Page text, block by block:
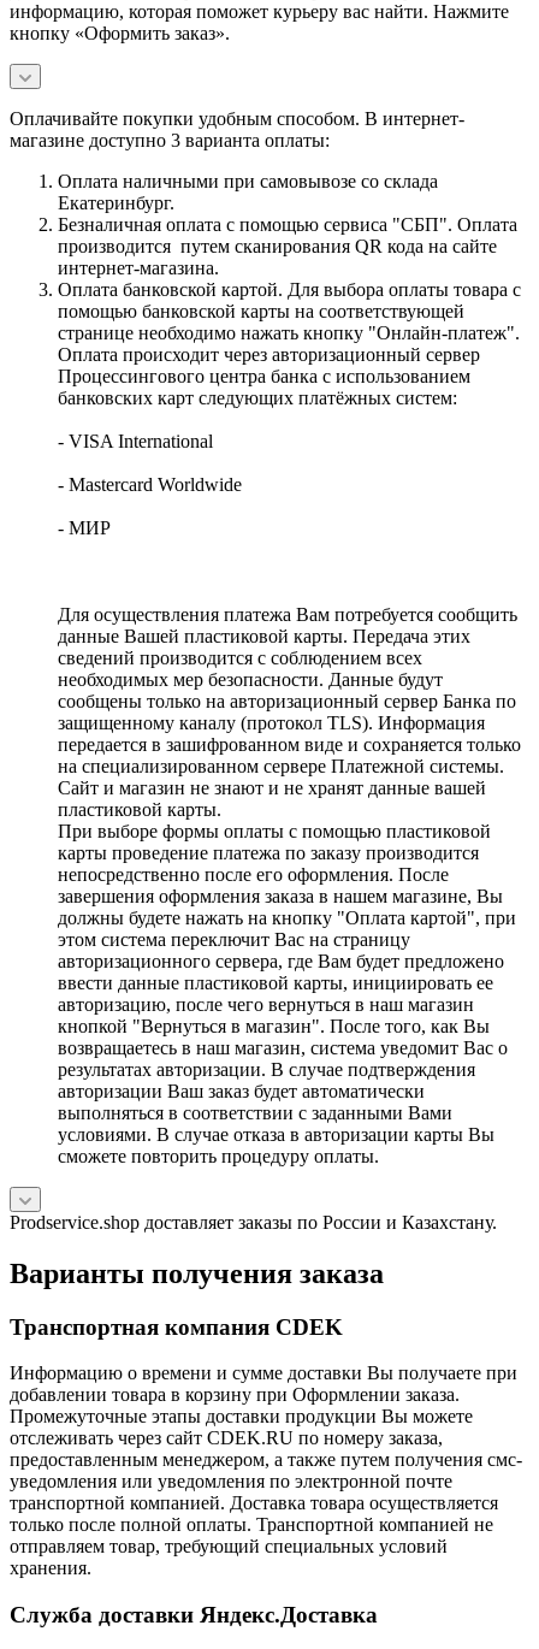
информацию, которая поможет курьеру вас найти. Нажмите
кнопку «Оформить заказ».
Оплачивайте покупки удобным способом. В интернет-
магазине доступно 3 варианта оплаты:
Оплата наличными при самовывозе со склада
Екатеринбург.
Безналичная оплата с помощью сервиса "СБП". Оплата
производится путем сканирования QR кода на сайте
интернет-магазина.
Оплата банковской картой. Для выбора оплаты товара с
помощью банковской карты на соответствующей
странице необходимо нажать кнопку "Онлайн-платеж".
Оплата происходит через авторизационный сервер
Процессингового центра банка с использованием
банковских карт следующих платёжных систем:
- VISA International
- Mastercard Worldwide
- МИР
Для осуществления платежа Вам потребуется сообщить
данные Вашей пластиковой карты. Передача этих
сведений производится с соблюдением всех
необходимых мер безопасности. Данные будут
сообщены только на авторизационный сервер Банка по
защищенному каналу (протокол TLS). Информация
передается в зашифрованном виде и сохраняется только
на специализированном сервере Платежной системы.
Сайт и магазин не знают и не хранят данные вашей
пластиковой карты.
При выборе формы оплаты с помощью пластиковой
карты проведение платежа по заказу производится
непосредственно после его оформления. После
завершения оформления заказа в нашем магазине, Вы
должны будете нажать на кнопку "Оплата картой", при
этом система переключит Вас на страницу
авторизационного сервера, где Вам будет предложено
ввести данные пластиковой карты, инициировать ее
авторизацию, после чего вернуться в наш магазин
кнопкой "Вернуться в магазин". После того, как Вы
возвращаетесь в наш магазин, система уведомит Вас о
результатах авторизации. В случае подтверждения
авторизации Ваш заказ будет автоматически
выполняться в соответствии с заданными Вами
условиями. В случае отказа в авторизации карты Вы
сможете повторить процедуру оплаты.
Prodservice.shop доставляет заказы по России и Казахстану.
Варианты получения заказа
Транспортная компания CDEK
Информацию о времени и сумме доставки Вы получаете при
добавлении товара в корзину при Оформлении заказа.
Промежуточные этапы доставки продукции Вы можете
отслеживать через сайт CDEK.RU по номеру заказа,
предоставленным менеджером, а также путем получения смс-
уведомления или уведомления по электронной почте
транспортной компанией. Доставка товара осуществляется
только после полной оплаты. Транспортной компанией не
отправляем товар, требующий специальных условий
хранения.
Служба доставки Яндекс.Доставка